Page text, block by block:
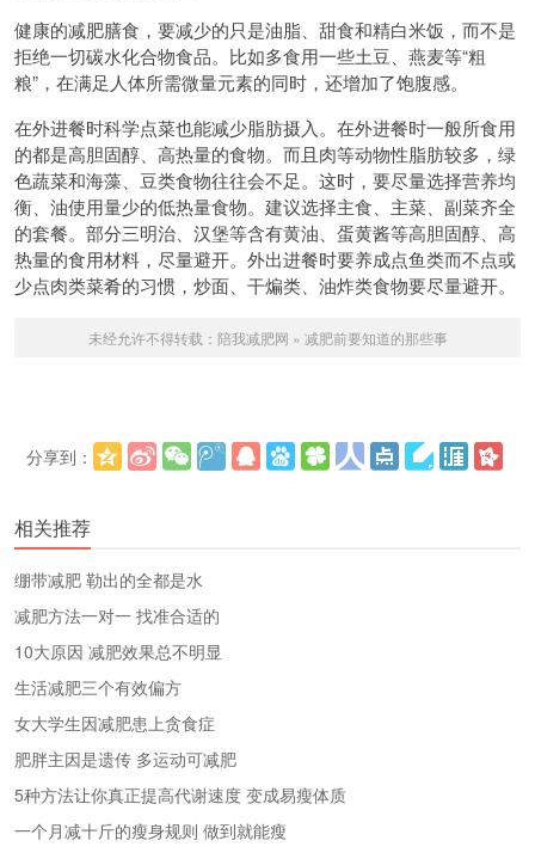
健康的减肥膳食，要减少的只是油脂、甜食和精白米饭，而不是
拒绝一切碳水化合物食品。比如多食用一些土豆、燕麦等“粗
粮”，在满足人体所需微量元素的同时，还增加了饱腹感。
在外进餐时科学点菜也能减少脂肪摄入。在外进餐时一般所食用
的都是高胆固醇、高热量的食物。而且肉等动物性脂肪较多，绿
色蔬菜和海藻、豆类食物往往会不足。这时，要尽量选择营养均
衡、油使用量少的低热量食物。建议选择主食、主菜、副菜齐全
的套餐。部分三明治、汉堡等含有黄油、蛋黄酱等高胆固醇、高
热量的食用材料，尽量避开。外出进餐时要养成点鱼类而不点或
少点肉类菜肴的习惯，炒面、干煸类、油炸类食物要尽量避开。
未经允许不得转载： 陪我减肥网 » 减肥前要知道的那些事
分享到：
相关推荐
绷带减肥 勒出的全都是水
减肥方法一对一 找准合适的
10大原因 减肥效果总不明显
生活减肥三个有效偏方
女大学生因减肥患上贪食症
肥胖主因是遗传 多运动可减肥
5种方法让你真正提高代谢速度 变成易瘦体质
一个月减十斤的瘦身规则 做到就能瘦